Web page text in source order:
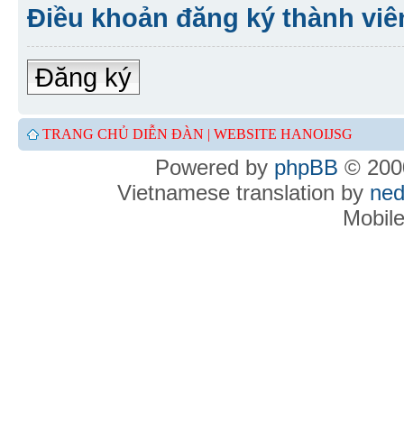
Điều khoản đăng ký thành
Đăng ký
TRANG CHỦ DIỄN ĐÀN | WEBSITE HANOIJSG
Powered by phpBB ©
Vietnamese translation by